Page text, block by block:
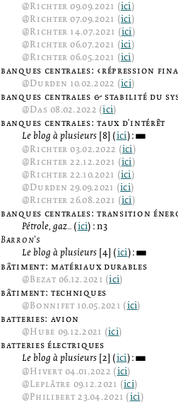
@Richter 09.09.2021 (ici)
@Richter 07.09.2021 (ici)
@Richter 14.07.2021 (ici)
@Richter 06.07.2021 (ici)
@Richter 06.05.2021 (ici)
banques centrales: ‹répression
@Durden 10.02.2022 (ici)
banques centrales & stabilité du
@Das 08.02.2022 (ici)
banques centrales: taux d'intérêt
Le blog à plusieurs [8] (ici):3
@Richter 03.02.2022 (ici)
@Richter 22.12.2021 (ici)
@Richter 22.10.2021 (ici)
@Durden 29.09.2021 (ici)
@Richter 26.08.2021 (ici)
banques centrales: transition
Pétrole, gaz... (ici): n3
Barron's
Le blog à plusieurs [4] (ici):3
bâtiment: matériaux durables
@Bezat 06.12.2021 (ici)
bâtiment: techniques
@Bonnifet 10.05.2021 (ici)
batteries: avion
@Hube 09.12.2021 (ici)
batteries électriques
Le blog à plusieurs [2] (ici):3
@Hivert 04.01.2022 (ici)
@Leplâtre 09.12.2021 (ici)
@Philibert23.04.2021 (ici)